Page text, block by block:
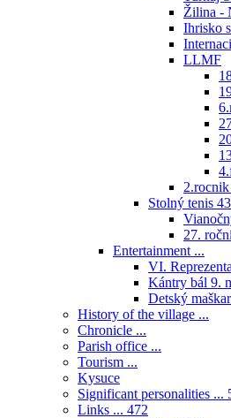
Žilina -
Ihrisko
LLMF
Stolný tenis 43
27.
Entertainment ...
VI.
Kántry bál 9.
Detský
History of the village ...
Chronicle ...
Parish office ...
Tourism ...
Kysuce
Significant personalities ...
Links ... 472